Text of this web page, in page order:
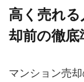
高く売れ
却前の徹底
マンション売